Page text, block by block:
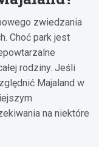
zwiedzania
Choć park jest
rodziny. Jeśli
Majaland w
na niektóre